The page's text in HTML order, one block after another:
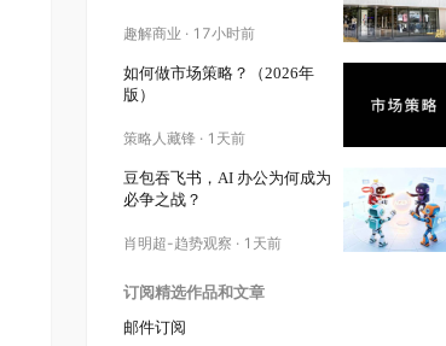
趣解商业 · 17小时前
如何做市场策略？（2026年
版）
策略人藏锋 · 1天前
豆包吞飞书，AI 办公为何成为
必争之战？
肖明超-趋势观察 · 1天前
订阅精选作品和文章
邮件订阅